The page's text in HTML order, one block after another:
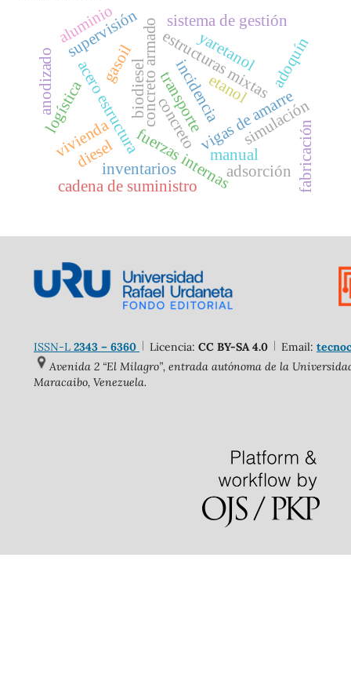
estructuras mixtas
concreto armado
acero estructura incidenciavigas de amarre
fuerzas internas
sistema de gestión
supervisión
vivienda manual
adoquín
concreto fabricación
cadena de suministro
logística
inventarios
transporte
biodiesel
simulación
yaretanol
etanol
adsorción
gasoil
diesel
aluminio
anodizado
ISSN-L2343 – 6360 Licencia: CC BY-SA 4.0 Email:
Avenida 2 “El Milagro”, entrada autónoma de la
Maracaibo, Venezuela.